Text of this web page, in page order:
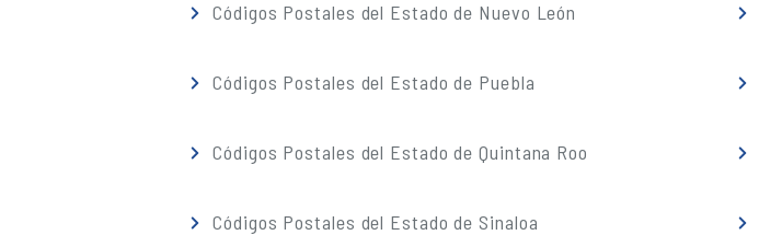
Códigos Postales del Estado de Nuevo León
Códigos Postales del Estado de Puebla
Códigos Postales del Estado de Quintana Roo
Códigos Postales del Estado de Sinaloa